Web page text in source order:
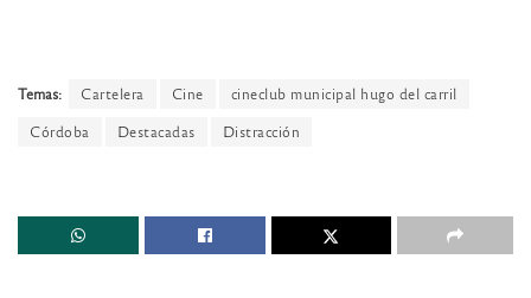
Temas: Cartelera Cine
cineclub municipal hugo del carril
Córdoba
Destacadas Distracción